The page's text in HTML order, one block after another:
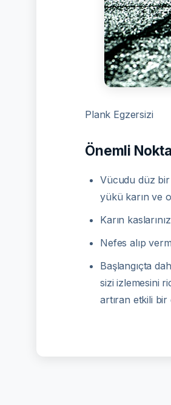
Plank Egzersizi
Önemli
Vücudu düz bir
yükü karın ve
Karın
Nefes alıp
Başlangıçta
sizi izlemesini
artıran etkili bir